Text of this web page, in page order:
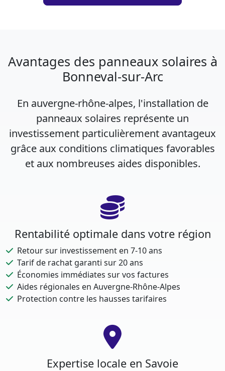
Avantages des panneaux solaires à
Bonneval-sur-Arc
En auvergne-rhône-alpes, l'installation de
panneaux solaires représente un
investissement particulièrement avantageux
grâce aux conditions climatiques favorables
et aux nombreuses aides disponibles.
Rentabilité optimale dans votre région
Retour sur investissement en 7-10 ans
Tarif de rachat garanti sur 20 ans
Économies immédiates sur vos factures
Aides régionales en Auvergne-Rhône-Alpes
Protection contre les hausses tarifaires
Expertise locale en Savoie